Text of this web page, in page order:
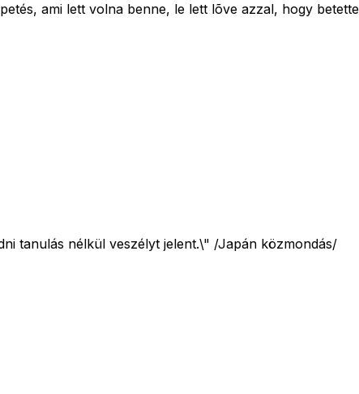
ami lett volna benne, le lett lõve azzal, hogy
tanulás nélkül veszélyt jelent.\" /Japán közmondás/